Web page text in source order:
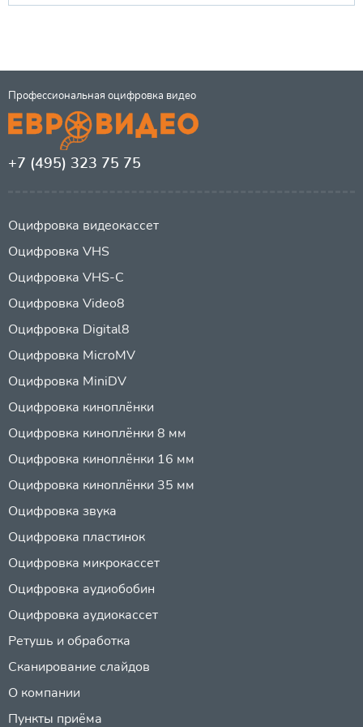
Профессиональная оцифровка видео
+7 (495) 323 75 75
Оцифровка видеокассет
Оцифровка VHS
Оцифровка VHS-C
Оцифровка Video8
Оцифровка Digital8
Оцифровка MicroMV
Оцифровка MiniDV
Оцифровка киноплёнки
Оцифровка киноплёнки 8 мм
Оцифровка киноплёнки 16 мм
Оцифровка киноплёнки 35 мм
Оцифровка звука
Оцифровка пластинок
Оцифровка микрокассет
Оцифровка аудиобобин
Оцифровка аудиокассет
Ретушь и обработка
Сканирование слайдов
О компании
Пункты приёма